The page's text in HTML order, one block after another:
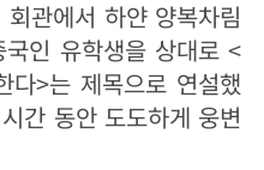
관에서 하얀 양복차림
인 유학생을 상대로 <
다>는 제목으로 연설했
간 동안 도도하게 웅변